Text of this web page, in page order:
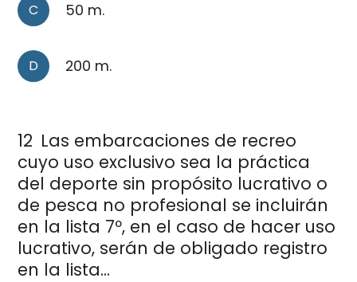
C 50 m.
D 200 m.
12 Las embarcaciones de recreo
cuyo uso exclusivo sea la práctica
del deporte sin propósito lucrativo o
de pesca no profesional se incluirán
en la lista 7º, en el caso de hacer uso
lucrativo, serán de obligado registro
en la lista...